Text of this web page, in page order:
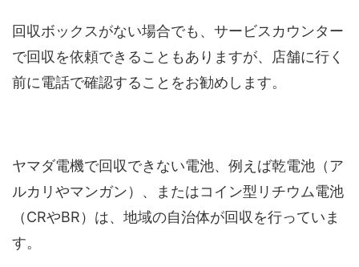
回収ボックスがない場合でも、サービスカウンター
で回収を依頼できることもありますが、店舗に行く
前に電話で確認することをお勧めします。
ヤマダ電機で回収できない電池、例えば乾電池（ア
ルカリやマンガン）、またはコイン型リチウム電池
（CRやBR）は、地域の自治体が回収を行っていま
す。